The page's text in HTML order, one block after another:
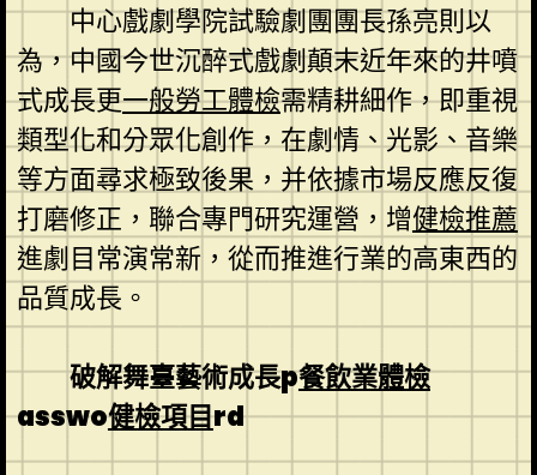
中心戲劇學院試驗劇團團長孫亮則以
為，中國今世沉醉式戲劇顛末近年來的井噴
式成長更一般勞工體檢需精耕細作，即重視
類型化和分眾化創作，在劇情、光影、音樂
等方面尋求極致後果，并依據市場反應反復
打磨修正，聯合專門研究運營，增健檢推薦
進劇目常演常新，從而推進行業的高東西的
品質成長。
破解舞臺藝術成長p餐飲業體檢
asswo健檢項目rd